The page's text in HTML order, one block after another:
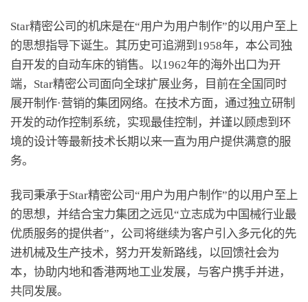
Star精密公司的机床是在“用户为用户制作”的以用户至上
的思想指导下诞生。其历史可追溯到1958年，本公司独
自开发的自动车床的销售。以1962年的海外出口为开
端，Star精密公司面向全球扩展业务，目前在全国同时
展开制作·营销的集团网络。在技术方面，通过独立研制
开发的动作控制系统，实现最佳控制，并谨以顾虑到环
境的设计等最新技术长期以来一直为用户提供满意的服
务。
我司秉承于Star精密公司“用户为用户制作”的以用户至上
的思想，并结合宝力集团之远见“立志成为中国械行业最
优质服务的提供者”，公司将继续为客户引入多元化的先
进机械及生产技术，努力开发新路线，以回馈社会为
本，协助内地和香港两地工业发展，与客户携手并进，
共同发展。